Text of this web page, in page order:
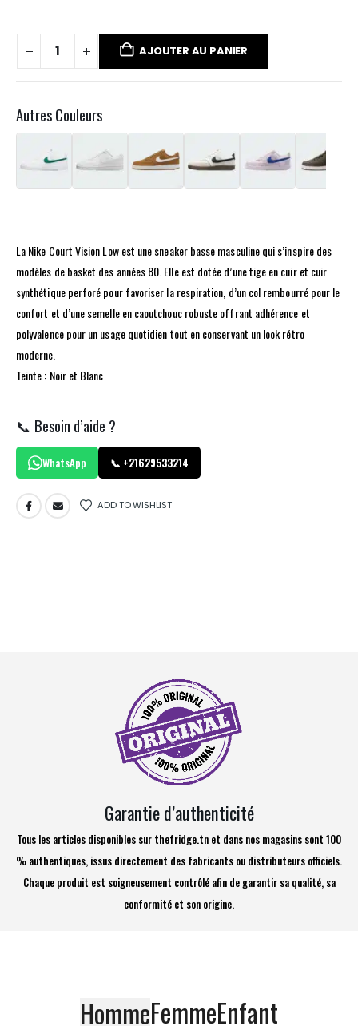
AJOUTER AU PANIER
Autres Couleurs
La Nike Court Vision Low est une sneaker basse masculine qui s’inspire des
modèles de basket des années 80. Elle est dotée d’une tige en cuir et cuir
synthétique perforé pour favoriser la respiration, d’un col rembourré pour le
confort et d’une semelle en caoutchouc robuste offrant adhérence et
polyvalence pour un usage quotidien tout en conservant un look rétro
moderne.
Teinte : Noir et Blanc
📞 Besoin d’aide ?
WhatsApp 📞 +21629533214
ADD TO WISHLIST
Garantie d’authenticité
Tous les articles disponibles sur thefridge.tn et dans nos magasins sont 100
% authentiques, issus directement des fabricants ou distributeurs officiels.
Chaque produit est soigneusement contrôlé afin de garantir sa qualité, sa
conformité et son origine.
HommeFemmeEnfant